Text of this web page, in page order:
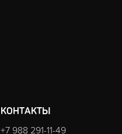
КОНТАКТЫ
+7 988 291-11-49